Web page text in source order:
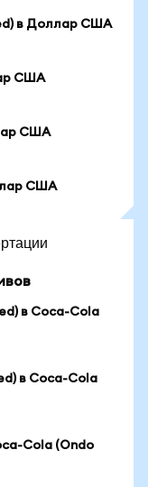
в Доллар США
США
США
США
в Coca-Cola
в Coca-Cola
Cola (Ondo